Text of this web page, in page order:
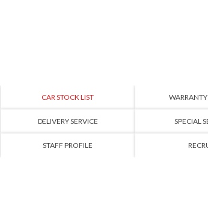
CAR STOCK LIST WARRANTY
DELIVERY SERVICE SPECIAL
STAFF PROFILE